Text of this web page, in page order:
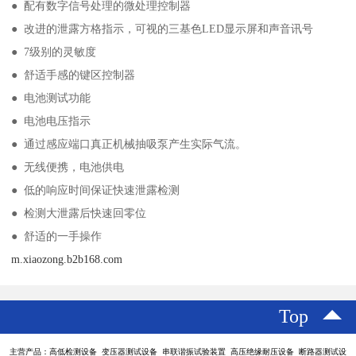
● 配有数字信号处理的微处理控制器
● 改进的泄露方格指示，可视的三基色LED显示屏和声音讯号
● 7级别的灵敏度
● 舒适手感的键区控制器
● 电池测试功能
● 电池电压指示
● 通过感应端口真正机械抽吸泵产生实际气流。
● 无线便携，电池供电
● 低的响应时间保证快速泄露检测
● 检测大泄露后快速回零位
● 舒适的一手操作
m.xiaozong.b2b168.com
Top
主营产品：高低检测设备 变压器测试设备 串联谐振试验装置 高压绝缘耐压设备 断路器测试设